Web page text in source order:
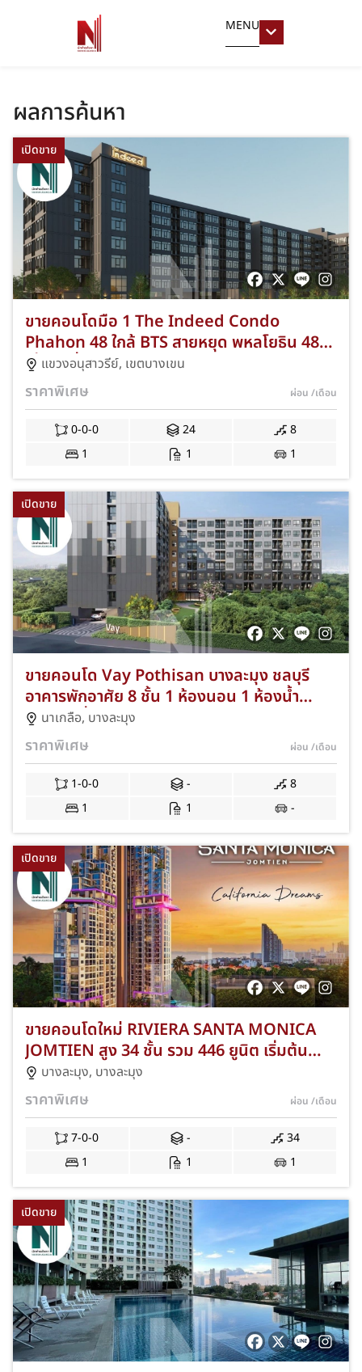
MENU
ผลการค้นหา
เปิดขาย
ขายคอนโดมือ 1 The Indeed Condo
Phahon 48 ใกล้ BTS สายหยุด พหลโยธิน 48
เริ่มต้นที่ 999,000 บาท NKA-VP51-086
แขวงอนุสาวรีย์, เขตบางเขน
ราคาพิเศษ ผ่อน /เดือน
0-0-0 24
8
1
1 1
เปิดขาย
ขายคอนโด Vay Pothisan บางละมุง ชลบุรี
อาคารพักอาศัย 8 ชั้น 1 ห้องนอน 1 ห้องน้ำ
พร้อมเครื่องใช้ไฟฟ้าและเฟอร์นิเจอร์ครบ NKA-
VP51-085
นาเกลือ, บางละมุง
ราคาพิเศษ ผ่อน /เดือน
1-0-0 -
8
1
1 -
เปิดขาย
ขายคอนโดใหม่ RIVIERA SANTA MONICA
JOMTIEN สูง 34 ชั้น รวม 446 ยูนิต เริ่มต้น
เพียง 2.XX ล้าน ฟรีโฮลด์ ใกล้ทะเลจอมเทียน
พัทยา พร้อมสิ่งอำนวยความสะดวกระดับรีสอร์ท
NKA-51-0024
บางละมุง, บางละมุง
ราคาพิเศษ ผ่อน /เดือน
7-0-0 -
34
1
1 1
เปิดขาย